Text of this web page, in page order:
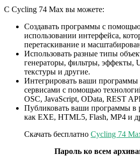
С Cycling 74 Max вы можете:
Создавать программы с
использовании интерфейса,
перетаскивание и
Использовать разные типы
генераторы, фильтры, эффекты,
текстуры и другие.
Интегрировать ваши
сервисами с помощью
OSC, JavaScript, OData, REST
Публиковать ваши программы в
как EXE, HTML5, Flash, MP4 и
Скачать бесплатно Cycling 74
Пароль ко всем